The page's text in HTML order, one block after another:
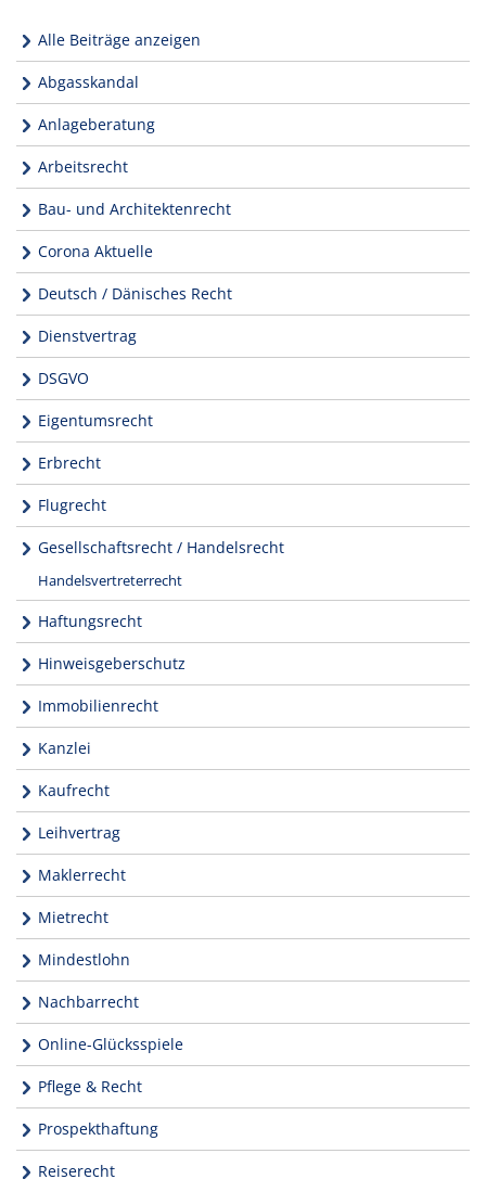
Alle Beiträge anzeigen
Abgasskandal
Anlageberatung
Arbeitsrecht
Bau- und Architektenrecht
Corona Aktuelle
Deutsch / Dänisches Recht
Dienstvertrag
DSGVO
Eigentumsrecht
Erbrecht
Flugrecht
Gesellschaftsrecht / Handelsrecht
Handelsvertreterrecht
Haftungsrecht
Hinweisgeberschutz
Immobilienrecht
Kanzlei
Kaufrecht
Leihvertrag
Maklerrecht
Mietrecht
Mindestlohn
Nachbarrecht
Online-Glücksspiele
Pflege & Recht
Prospekthaftung
Reiserecht